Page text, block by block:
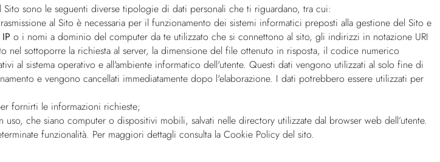
sono le seguenti diverse tipologie di dati personali che ti riguardano, tra cui:
al Sito è necessaria per il funzionamento dei sistemi informatici preposti alla gestione del Sito e
o i nomi a dominio del computer da te utilizzato che si connettono al sito, gli indirizzi in notazione URI
sottoporre la richiesta al server, la dimensione del file ottenuto in risposta, il codice numerico
al sistema operativo e all'ambiente informatico dell'utente. Questi dati vengono utilizzati al solo fine di
e vengono cancellati immediatamente dopo l'elaborazione. I dati potrebbero essere utilizzati per
fornirti le informazioni richieste;
che siano computer o dispositivi mobili, salvati nelle directory utilizzate dal browser web dell’utente.
funzionalità. Per maggiori dettagli consulta la Cookie Policy del sito.